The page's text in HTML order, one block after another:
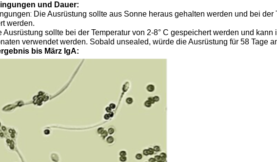
und Dauer:
: Die Ausrüstung sollte aus Sonne heraus gehalten werden und bei der
werden.
Ausrüstung sollte bei der Temperatur von 2-8° C gespeichert werden und
verwendet werden. Sobald unsealed, würde die Ausrüstung für 58 Tage
bis März IgA: